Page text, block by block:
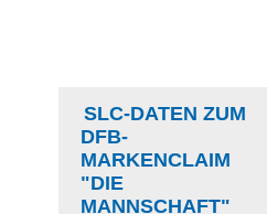
SLC-DATEN ZUM
DFB-
MARKENCLAIM
"DIE
MANNSCHAFT"